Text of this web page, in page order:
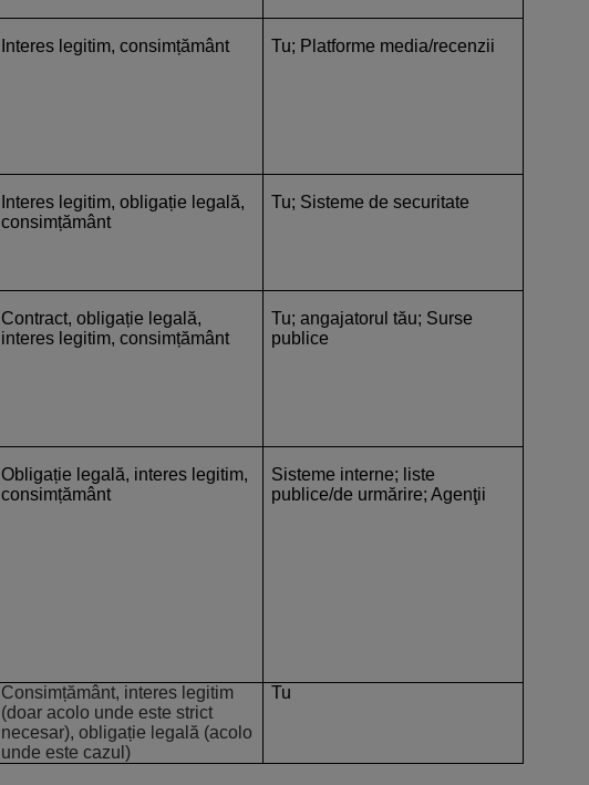
Interes legitim, consimțământ Tu; Platforme media/recenzii
Interes legitim, obligație legală,
consimțământ
Tu; Sisteme de securitate
Contract, obligație legală,
interes legitim, consimțământ
Tu; angajatorul tău; Surse
publice
Obligație legală, interes legitim,
consimțământ
Sisteme interne; liste
publice/de urmărire; Agenţii
Consimțământ, interes legitim
(doar acolo unde este strict
necesar), obligație legală (acolo
unde este cazul)
Tu